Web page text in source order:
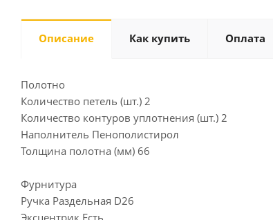
Описание Как купить Оплата
Полотно
Количество петель (шт.) 2
Количество контуров уплотнения (шт.) 2
Наполнитель Пенополистирол
Толщина полотна (мм) 66
Фурнитура
Ручка Раздельная D26
Эксцентрик Есть